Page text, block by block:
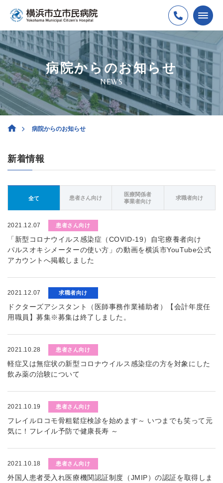
病院からのお知らせ
NEWS
病院からのお知らせ
新着情報
全て 患者さん向け
医療関係者
事業者向け
求職者向け
2021.12.07 患者さん向け
「新型コロナウイルス感染症（COVID-19）自宅療養者向け
パルスオキシメーターの使い方」の動画を横浜市YouTube公式
アカウントへ掲載しました
2021.12.07 求職者向け
ドクターズアシスタント（医師事務作業補助者）【会計年度任
用職員】募集※募集は終了しました。
2021.10.28 患者さん向け
軽症又は無症状の新型コロナウイルス感染症の方を対象にした
飲み薬の治験について
2021.10.19 患者さん向け
フレイルロコモ骨粗鬆症検診を始めます～ いつまでも笑って元
気に！フレイル予防で健康長寿 ～
2021.10.18 患者さん向け
外国人患者受入れ医療機関認証制度（JMIP）の認証を取得しま